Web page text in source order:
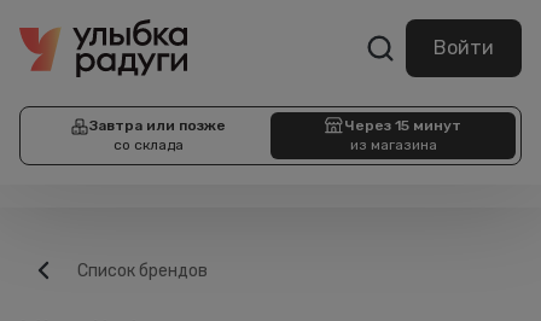
Войти
Завтра или позже
со склада
Через 15 минут
из магазина
Список брендов